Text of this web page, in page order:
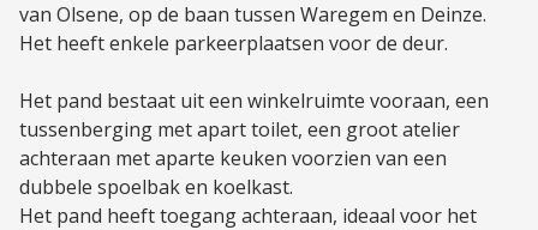
van Olsene, op de baan tussen Waregem en Deinze.
Het heeft enkele parkeerplaatsen voor de deur.
Het pand bestaat uit een winkelruimte vooraan, een
tussenberging met apart toilet, een groot atelier
achteraan met aparte keuken voorzien van een
dubbele spoelbak en koelkast.
Het pand heeft toegang achteraan, ideaal voor het